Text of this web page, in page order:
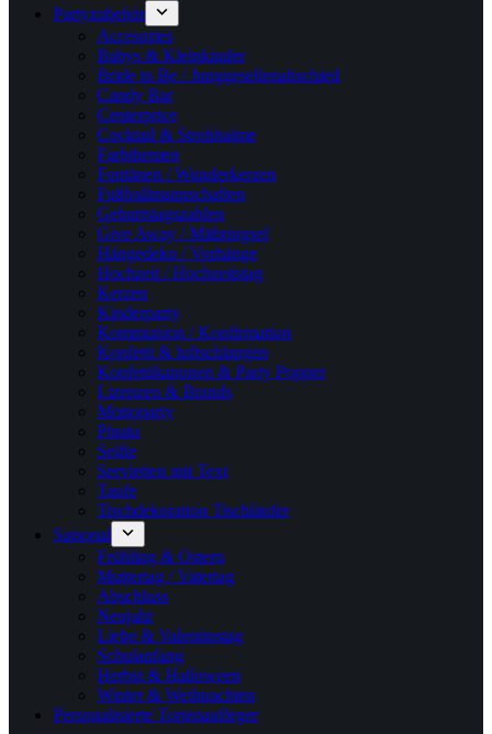
Partyzubehör
Accesories
Babys & Kleinkinder
Bride to Be / Junggesellenabschied
Candy Bar
Centerprice
Cocktail & Strohhalme
Farbthemen
Fontänen / Wunderkerzen
Fußballmannschaften
Geburtstagszahlen
Give Away / Mitbringsel
Hängedeko / Vorhänge
Hochzeit / Hochzeitstag
Kerzen
Kinderparty
Kommunion / Konfirmation
Konfetti & luftschlangen
Konfettikanonen & Party Popper
Lizenzen & Brands
Mottoparty
Pinata
Selfie
Servietten mit Text
Taufe
Tischdekoration Tischläufer
Saisonal
Frühling & Ostern
Muttertag / Vatertag
Abschluss
Neujahr
Liebe & Valentinstag
Schulanfang
Herbst & Halloween
Winter & Weihnachten
Personalisierte Tortenaufleger